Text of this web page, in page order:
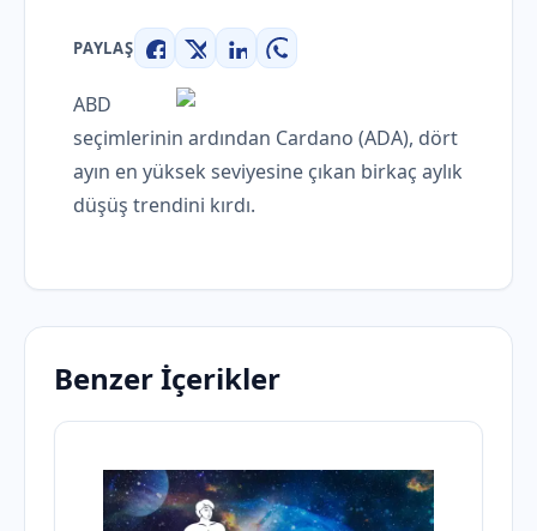
PAYLAŞ
Facebook
X LinkedInWhatsApp
ABD
seçimlerinin ardından Cardano (ADA), dört
ayın en yüksek seviyesine çıkan birkaç aylık
düşüş trendini kırdı.
Benzer İçerikler